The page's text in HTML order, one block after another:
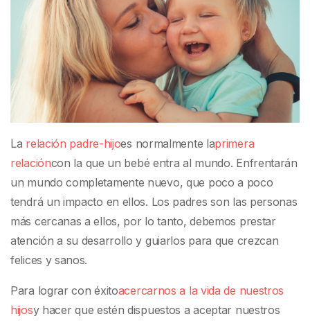
La relación padre-hijoes normalmente laprimera
relacióncon la que un bebé entra al mundo. Enfrentarán
un mundo completamente nuevo, que poco a poco
tendrá un impacto en ellos. Los padres son las personas
más cercanas a ellos, por lo tanto, debemos prestar
atención a su desarrollo y guiarlos para que crezcan
felices y sanos.
Para lograr con éxitoacercarnos a la vida de nuestros
hijosy hacer que estén dispuestos a aceptar nuestros